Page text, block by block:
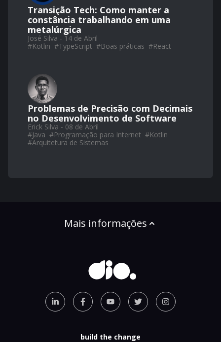
Transição Tech: Como manter a
constância trabalhando em uma
metalúrgica
José Silva - 14 de Abril
#Kotlin #TypeScript #Boas práticas #React
Problemas de Precisão com Decimais
no Desenvolvimento de Software
Erick Silva - 08 de Abril
#Java #Programação para Internet #Kotlin
#Arquitetura de Sistemas
Mais informações
build the change